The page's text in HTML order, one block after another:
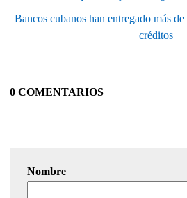
Bancos cubanos han entregado más
créditos
0 COMENTARIOS
Nombre